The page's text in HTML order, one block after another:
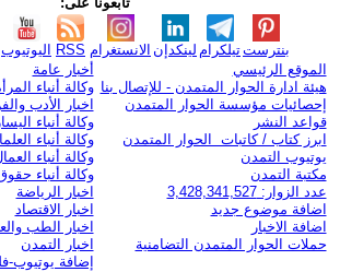
اليوتيوب RSS الانستغرام لينكدإن تيلكرامبنترست
الموقع الرئيسي
هيئة ادارة الحوار المتمدن - للإتصال بنا
إحصائيات مؤسسة الحوار المتمدن
قواعد النشر
ابرز كتاب / كاتبات الحوار المتمدن
يوتيوب التمدن
مكتبة التمدن
عدد الزوار: 3,428,341,527
اضافة موضوع جديد
اضافة الاخبار
حملات الحوار المتمدن التضامنية
أخبار عامة
وكالة أنباء
اخبار الأدب
وكالة أنباء اليسار
وكالة أنباء
وكالة أنباء
وكالة أنباء
اخبار الرياضة
اخبار الاقتصاد
اخبار الطب
اخبار التمدن
إضافة يوتيوب-